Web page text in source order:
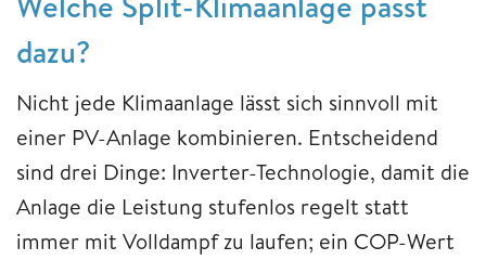
dazu?
Nicht jede Klimaanlage lässt sich sinnvoll mit
einer PV-Anlage kombinieren. Entscheidend
sind drei Dinge: Inverter-Technologie, damit die
Anlage die Leistung stufenlos regelt statt
immer mit Volldampf zu laufen; ein COP-Wert